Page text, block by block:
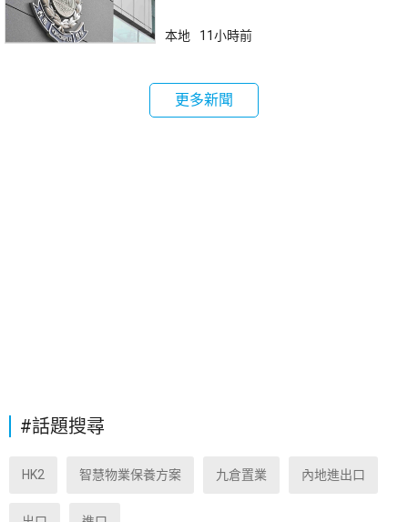
本地 11小時前
更多新聞
#話題搜尋
HK2 智慧物業保養方案 九倉置業 內地進出口